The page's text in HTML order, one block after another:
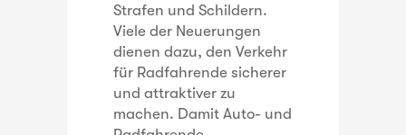
Strafen und Schildern.
Viele der Neuerungen
dienen dazu, den Verkehr
für Radfahrende sicherer
und attraktiver zu
machen. Damit Auto- und